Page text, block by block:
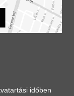
időben